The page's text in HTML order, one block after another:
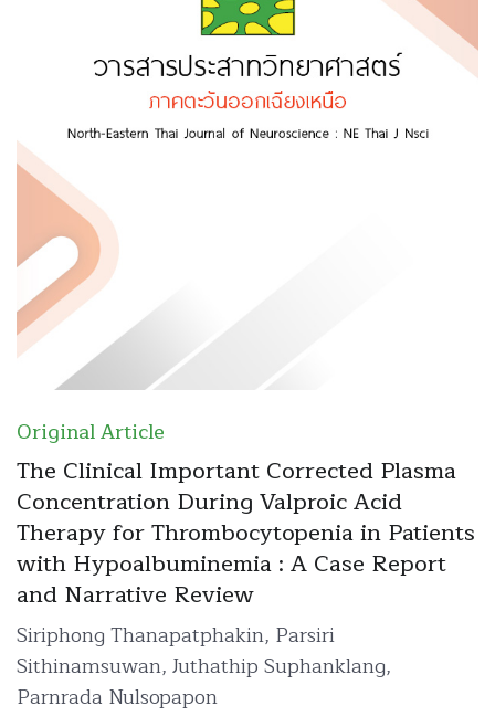
Original Article
The Clinical Important Corrected Plasma
Concentration During Valproic Acid
Therapy for Thrombocytopenia in Patients
with Hypoalbuminemia : A Case Report
and Narrative Review
Siriphong Thanapatphakin, Parsiri
Sithinamsuwan, Juthathip Suphanklang,
Parnrada Nulsopapon